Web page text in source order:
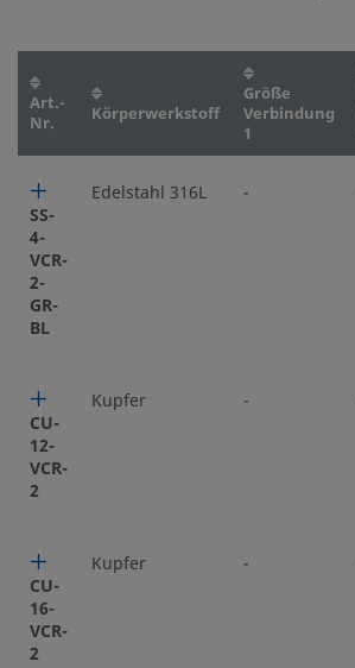
Art.-
Nr.
Körperwerkstoff
Größe
Verbindung
1
SS-
4-
VCR-
2-
GR-
BL
Edelstahl 316L -
CU-
12-
VCR-
2
Kupfer -
CU-
16-
VCR-
2
Kupfer -